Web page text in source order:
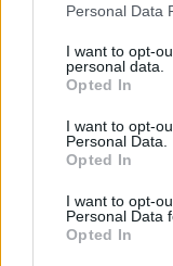
Personal Data
I want to opt-
personal data.
Opted In
I want to opt-
Personal Data.
Opted In
I want to opt-
Personal Data
Opted In
Do
wiersza
„Do księżyca”
podmiot